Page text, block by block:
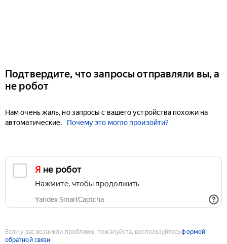
Подтвердите, что запросы отправляли вы, а
не робот
Нам очень жаль, но запросы с вашего устройства похожи на
автоматические.
Почему это могло произойти?
Я не робот
Нажмите, чтобы продолжить
Yandex SmartCaptcha
Если у вас возникли проблемы, пожалуйста, воспользуйтесьформой
обратной связи